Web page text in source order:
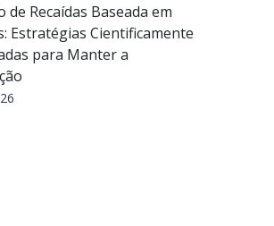
de Recaídas Baseada em
Estratégias Cientificamente
para Manter a